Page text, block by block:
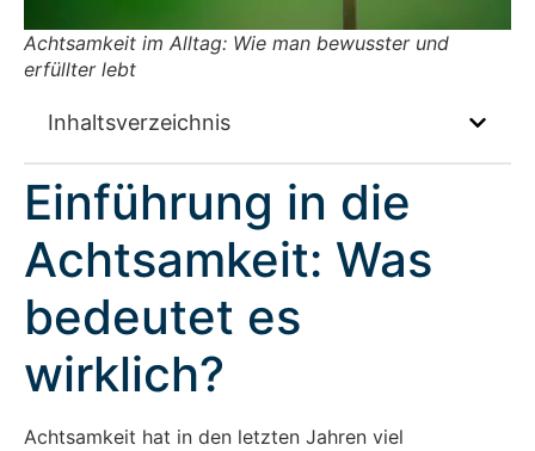
Achtsamkeit im Alltag: Wie man bewusster und
erfüllter lebt
Inhaltsverzeichnis
Einführung in die
Achtsamkeit: Was
bedeutet es
wirklich?
Achtsamkeit hat in den letzten Jahren viel